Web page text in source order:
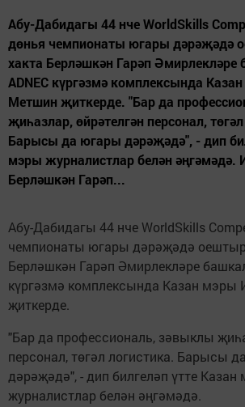
Абу-Дабидагы 44 нче WorldSkills
дөнья чемпионаты югары дәрәҗәдә
хакта Берләшкән Гарәп
ADNEC күргәзмә комплексында
Метшин җиткерде. "Бар да
җиһазлар, өйрәтелгән персонал,
Барысы да югары дәрәҗәдә", - дип
мэры журналистлар белән әңгәмәдә.
Берләшкән Гарәп...
Абу-Дабидагы 44 нче WorldSkills
чемпионаты югары дәрәҗәдә
Берләшкән Гарәп Әмирлекләре
күргәзмә комплексында Казан мэры
җиткерде.
"Бар да профессиональ, зәвыклы
персонал, төгәл логистика. Барысы
дәрәҗәдә", - дип билгеләп үтте Казан
журналистлар белән әңгәмәдә.